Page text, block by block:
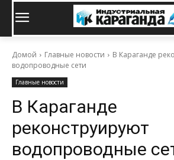
Домой Главные новости
В Караганде
водопроводные сети
Главные новости
В Караганде
реконструируют
водопроводные